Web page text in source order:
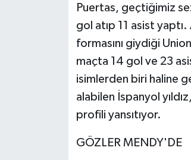
Puertas, geçtiğimiz
gol atıp 11 asist
formasını giydiği
maçta 14 gol ve 23
isimlerden biri haline
alabilen İspanyol
profili yansıtıyor.
GÖZLER MENDY'DE